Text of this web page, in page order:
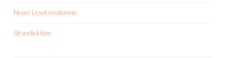
Neuer Lesekreistermin
Strandlektüre